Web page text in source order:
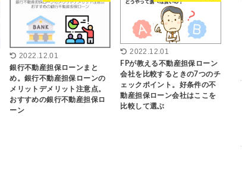
2022.12.01
銀行不動産担保ローンまと
め。銀行不動産担保ローンの
メリットデメリット注意点。
おすすめの銀行不動産担保ロ
ーン
2022.12.01
FPが教える不動産担保ローン
会社を比較するときの7つのチ
ェックポイント。好条件の不
動産担保ローン会社はここを
比較して選ぶ